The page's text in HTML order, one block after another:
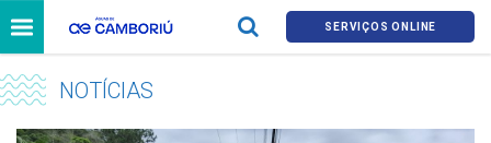
SERVIÇOS ONLINE
NOTÍCIAS